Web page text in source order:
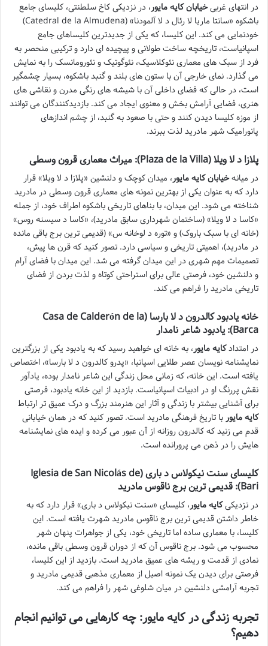
در انتهای غربیخیابان کایه مایور، در نزدیکی کاخ سلطنتی، کلیسای جامع
باشکوه «سانتا ماریا لا رئال د لا آلمودنا» (Catedral de la Almudena)
خودنمایی می کند. این کلیسا، که یکی از جدیدترین کلیساهای جامع
اسپانیاست، تاریخچه ساخت طولانی و پیچیده ای دارد و ترکیبی منحصر به
فرد از سبک های معماری نئوکلاسیک، نئوگوتیک و نئورومانسک را به نمایش
می گذارد. نمای خارجی آن با ستون های بلند و گنبد باشکوه، بسیار چشمگیر
است، در حالی که فضای داخلی آن با شیشه های رنگی مدرن و نقاشی های
هنری، فضایی آرامش بخش و معنوی ایجاد می کند. بازدیدکنندگان می توانند
از موزه کلیسا دیدن کنند و حتی با صعود به گنبد، از چشم اندازهای
پانورامیک شهر مادرید لذت ببرند.
پلازا د لا ویلا (Plaza de la Villa): میراث معماری قرون وسطی
در میانهخیابان کایه مایور، میدان کوچک و دلنشین «پلازا د لا ویلا» قرار
دارد که به عنوان یکی از بهترین نمونه های معماری قرون وسطی در مادرید
شناخته می شود. این میدان، با بناهای تاریخی باشکوه اطراف خود، از جمله
«کاسا د لا ویلا» (ساختمان شهرداری سابق مادرید)، «کاسا د سیسنه روس»
(خانه ای با سبک باروک) و «توره د لوخانه س» (قدیمی ترین برج باقی مانده
در مادرید)، اهمیتی تاریخی و سیاسی دارد. تصور کنید که قرن ها پیش،
تصمیمات مهم شهری در این میدان گرفته می شد. این میدان با فضای آرام
و دلنشین خود، فرصتی عالی برای استراحتی کوتاه و لذت بردن از فضای
تاریخی مادرید را فراهم می کند.
خانه یادبود کالدرون د لا بارسا (Casa de Calderón de la
Barca): یادبود شاعر نامدار
در امتدادکایه مایور، به خانه ای خواهید رسید که به یادبود یکی از بزرگترین
نمایشنامه نویسان عصر طلایی اسپانیا، «پدرو کالدرون د لا بارسا»، اختصاص
یافته است. این خانه، که زمانی محل زندگی این شاعر نامدار بوده، یادآور
نقش پررنگ او در ادبیات اسپانیاست. بازدید از این خانه یادبود، فرصتی
برای آشنایی بیشتر با زندگی و آثار این هنرمند بزرگ و درک عمیق تر ارتباط
کایه مایوربا تاریخ فرهنگی مادرید است. تصور کنید که در همان خیابانی
قدم می زنید که کالدرون روزانه از آن عبور می کرده و ایده های نمایشنامه
هایش را در ذهن می پرورانده است.
کلیسای سنت نیکولاس د باری (Iglesia de San Nicolás de
Bari): قدیمی ترین برج ناقوس مادرید
در نزدیکیکایه مایور، کلیسای «سنت نیکولاس د باری» قرار دارد که به
خاطر داشتن قدیمی ترین برج ناقوس مادرید شهرت یافته است. این
کلیسا، با معماری ساده اما تاریخی خود، یکی از جواهرات پنهان شهر
محسوب می شود. برج ناقوس آن که از دوران قرون وسطی باقی مانده،
نمادی از قدمت و ریشه های عمیق مادرید است. بازدید از این کلیسا،
فرصتی برای دیدن یک نمونه اصیل از معماری مذهبی قدیمی مادرید و
تجربه آرامشی دلنشین در میان شلوغی شهر را فراهم می کند.
تجربه زندگی در کایه مایور: چه کارهایی می توانیم انجام
دهیم؟